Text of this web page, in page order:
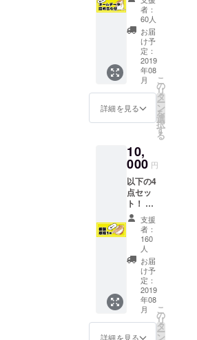
い。 記
入のな
い場合
CAMPF
IREの
ユー
ザー名
を掲載
いたし
い。
ろしイ
ラスト
付きお
礼メー
感謝祭
会場内
に支援
者のお
名前掲
載 ③
詰め合
わせ（3
話分）
※②は支
援時
に、必
ず備考
欄に掲
載する
お名前
をご記
入くだ
さい。
記入の
ない場
合は
CAMPF
者：
60人
お届
け予
定：
2019
年08
月
詳細を見る
こ
の
リ
タ
ー
ン
を
選
択
す
る
10,
000 円
以下の4
点セッ
ト！ ①
描き下
ろしイ
ラスト
付きお
礼メー
大感謝
祭会場
内に支
援者の
お名前
掲載 ③
支援
者：
160
人
お届
け予
定：
2019
年08
月
詳細を見る
こ
の
リ
タ
ー
ン